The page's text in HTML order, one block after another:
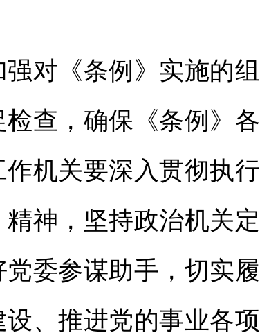
对《条例》实施的组
查，确保《条例》各
机关要深入贯彻执行
精神，坚持政治机关定
委参谋助手，切实履
、推进党的事业各项